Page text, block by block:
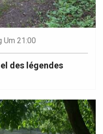
Um 21:00
des légendes